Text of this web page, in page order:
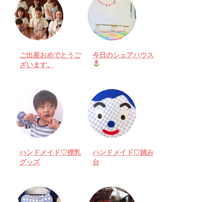
ご出産おめでとうご
ざいます。
今日のシェアハウス
ハンドメイド♡授乳
グッズ
ハンドメイド♡踏み
台